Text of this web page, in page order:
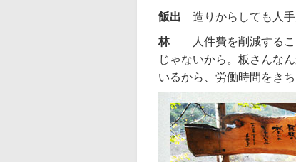
飯出 造りからしても人
林 人件費を削減する
じゃないから。板さんな
いるから、労働時間をき